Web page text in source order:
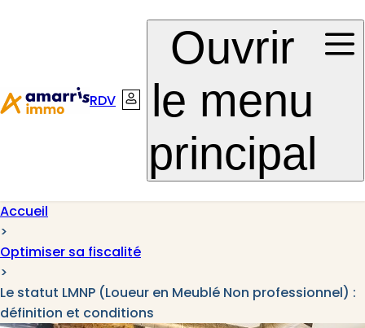
RDV
Connexion
Ouvrir
le menu
principal
Accueil
>
Optimiser sa fiscalité
>
Le statut LMNP (Loueur en Meublé Non professionnel) :
définition et conditions